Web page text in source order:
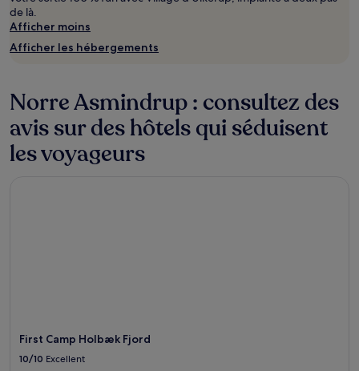
de là.
Afficher moins
Afficher les hébergements
Norre Asmindrup : consultez des
avis sur des hôtels qui séduisent
les voyageurs
First Camp Holbæk Fjord
10/10 Excellent